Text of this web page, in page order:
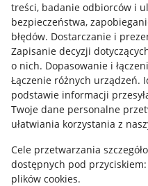
treści, badanie odbiorców i
bezpieczeństwa,
błędów. Dostarczanie i
Zapisanie decyzji
o nich. Dopasowanie i
Łączenie różnych urządzeń.
podstawie informacji
Twoje dane personalne
ułatwiania korzystania z
Cele przetwarzania
dostępnych pod przyciskiem:
plików cookies.
Mapa miejscowości
Informacje prawne
Regulamin
Polityka plików "cookies"
Ustawienia plików "cookies"
Udostępnianie lokalizacji
Informacje dla Aktu o